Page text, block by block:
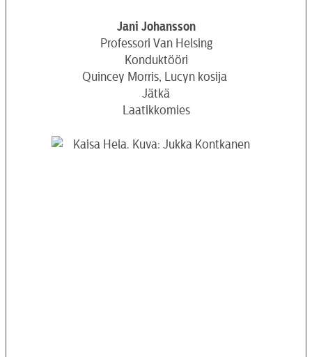
Jani Johansson
Professori Van Helsing
Konduktööri
Quincey Morris, Lucyn kosija
Jätkä
Laatikkomies